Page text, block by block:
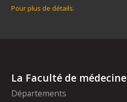
Pour plus de détails.
La Faculté de médecine
Départements